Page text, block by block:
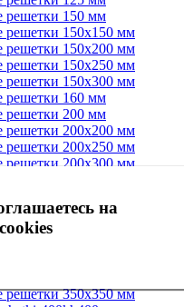
на
решетки 150 мм
150х150 мм
150х200 мм
150х250 мм
150х300 мм
решетки 160 мм
решетки 200 мм
200х200 мм
200х250 мм
200х300 мм
250 мм мм
250х250 мм
350х350 мм